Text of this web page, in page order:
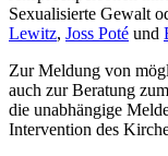
Sexualisierte Gewalt
Lewitz, Joss Poté und
Zur Meldung von
auch zur Beratung
die unabhängige
Intervention des